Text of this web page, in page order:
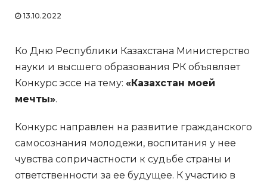
13.10.2022
Ко Дню Республики Казахстана Министерство
науки и высшего образования РК объявляет
Конкурс эссе на тему: «Казахстан моей
мечты».
Конкурс направлен на развитие гражданского
самосознания молодежи, воспитания у нее
чувства сопричастности к судьбе страны и
ответственности за ее будущее. К участию в